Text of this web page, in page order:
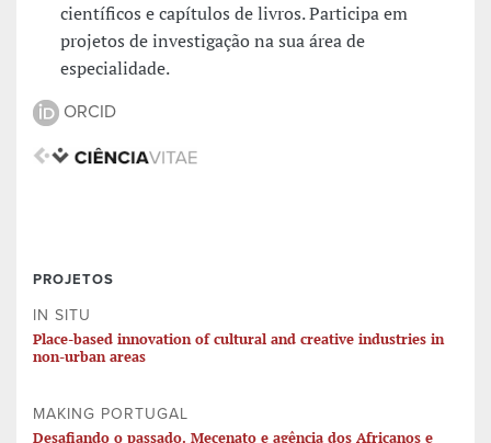
científicos e capítulos de livros. Participa em
projetos de investigação na sua área de
especialidade.
ORCID
PROJETOS
IN SITU
Place-based innovation of cultural and creative industries in
non-urban areas
MAKING PORTUGAL
Desafiando o passado. Mecenato e agência dos Africanos e